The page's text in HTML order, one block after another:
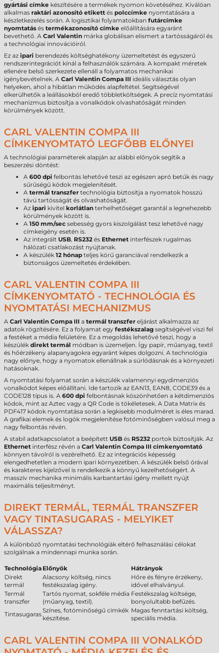
gyártási címke készítésére a termékek nyomon követéséhez. Kiválóan
alkalmas raktári azonosító etikett és polccímke nyomtatására a
készletkezelés során. A logisztikai folyamatokban futárcímke
nyomtatás és termékazonosító címke előállítására egyaránt
bevethető. A Carl Valentin márka globálisan elismert a tartósságáról és
a technológiai innovációiról.
Ez az ipari berendezés költséghatékony üzemeltetést és egyszerű
rendszerintegrációt kínál a felhasználók számára. A kompakt méretek
ellenére belső szerkezete ellenáll a folyamatos mechanikai
igénybevételnek. A Carl Valentin Compa III ideális választás olyan
helyeken, ahol a hibátlan működés alapfeltétel. Segítségével
elkerülhetők a leállásokból eredő többletköltségek. A precíz nyomtatási
mechanizmus biztosítja a vonalkódok olvashatóságát minden
körülmények között.
CARL VALENTIN COMPA III
CÍMKENYOMTATÓ LEGFŐBB ELŐNYEI
A technológiai paraméterek alapján az alábbi előnyök segítik a
beszerzési döntést:
A 600 dpi felbontás lehetővé teszi az egészen apró betűk és nagy
sűrűségű kódok megjelenítését.
A termál transzfer technológia biztosítja a nyomatok hosszú
távú tartósságát és olvashatóságát.
Az ipari kivitel korlátlan terhelhetőséget garantál a legnehezebb
körülmények között is.
A 150 mm/sec sebesség gyors kiszolgálást tesz lehetővé nagy
címkeigény esetén is.
Az integrált USB, RS232 és Ethernet interfészek rugalmas
hálózati csatlakozást nyújtanak.
A készülék 12 hónap teljes körű garanciával rendelkezik a
biztonságos üzemeltetés érdekében.
CARL VALENTIN COMPA III
CÍMKENYOMTATÓ - TECHNOLÓGIA ÉS
NYOMTATÁSI MECHANIZMUS
A Carl Valentin Compa III a termál transzfer eljárást alkalmazza az
adatok rögzítésére. Ez a folyamat egy festékszalag segítségével viszi fel
a festéket a média felületére. Ez a megoldás lehetővé teszi, hogy a
készülék direkt termál módban is üzemeljen. Így papír, műanyag, textil
és hőérzékeny alapanyagokra egyaránt képes dolgozni. A technológia
nagy előnye, hogy a nyomatok ellenállnak a súrlódásnak és a környezeti
hatásoknak.
A nyomtatási folyamat során a készülék valamennyi egydimenziós
vonalkódot képes előállítani. Ide tartozik az EAN13, EAN8, CODE39 és a
CODE128 típus is. A 600 dpi felbontásnak köszönhetően a kétdimenziós
kódok, mint az Aztec vagy a QR Code is tökéletesek. A Data Matrix és
PDF417 kódok nyomtatása során a legkisebb modulméret is éles marad.
A grafikai elemek és logók megjelenítése fotóminőségben valósul meg a
nagy felbontás révén.
A stabil adatkapcsolatot a beépített USB és RS232 portok biztosítják. Az
Ethernet interfész révén a Carl Valentin Compa III címkenyomtató
könnyen távolról is vezérelhető. Ez az integrációs képesség
elengedhetetlen a modern ipari környezetben. A készülék belső órával
és karakteres kijelzővel is rendelkezik a könnyű kezelhetőségért. A
masszív mechanika minimális karbantartási igény mellett nyújt
maximális teljesítményt.
DIREKT TERMÁL, TERMÁL TRANSZFER
VAGY TINTASUGARAS - MELYIKET
VÁLASSZA?
A különböző nyomtatási technológiák eltérő felhasználási célokat
szolgálnak a mindennapi munka során.
Technológia Előnyök
Hátrányok
Direkt
termál
Alacsony költség, nincs
festékszalag igény.
Hőre és fényre érzékeny,
idővel elhalványul.
Termál
transzfer
Tartós nyomat, sokféle média
(műanyag, textil).
Festékszalag költsége,
bonyolultabb befűzés.
Tintasugaras
Színes, fotóminőségű címkék
készítése.
Magas fenntartási költség,
speciális média.
CARL VALENTIN COMPA III VONALKÓD